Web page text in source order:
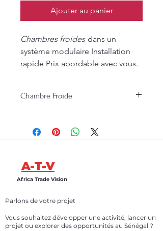
Ajouter au panier
Chambres froides dans un
système modulaire Installation
rapide Prix abordable avec vous.
Chambre Froide
modulaire Installation rapide Prix
abordable avec vous.
A-T-V
Africa Trade Vision
Parlons de votre projet
Vous souhaitez développer une activité, lancer un
projet ou explorer des opportunités au Sénégal ?